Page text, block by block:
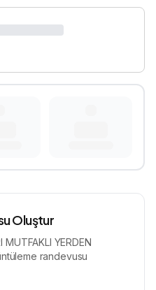
Oluştur
MUTFAKLI YERDEN
randevusu